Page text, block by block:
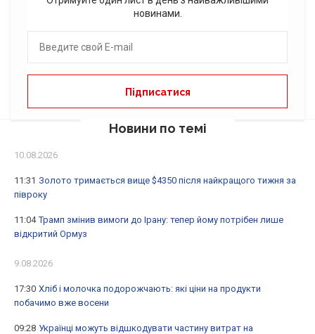
новинами.
Новини по темі
10.08.2026
11:31 Золото тримається вище $4350 після найкращого тижня за
півроку
11:04 Трамп змінив вимоги до Ірану: тепер йому потрібен лише
відкритий Ормуз
9.08.2026
17:30 Хліб і молочка подорожчають: які ціни на продукти
побачимо вже восени
09:28 Українці можуть відшкодувати частину витрат на